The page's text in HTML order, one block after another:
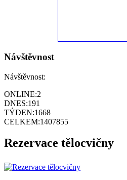
Návštěvnost
Návštěvnost:
ONLINE:2
DNES:191
TÝDEN:1668
CELKEM:1407855
Rezervace tělocvičny